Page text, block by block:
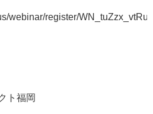
webinar/register/WN_tuZzx_vtRu-
ト福岡